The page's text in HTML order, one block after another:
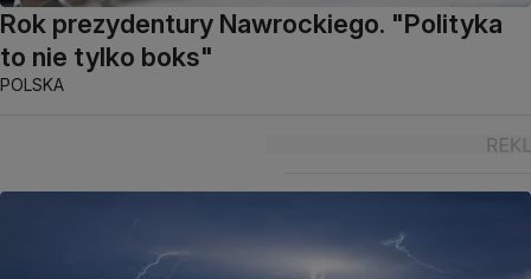
Rok prezydentury Nawrockiego. "Polityka
to nie tylko boks"
POLSKA